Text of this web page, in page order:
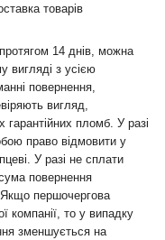
товарів
14 днів, можна
вигляді з усією
повернення,
вигляд,
гарантійних пломб. У разі
право відмовити у
У разі не сплати
повернення
Якщо першочергова
компанії, то у випадку
зменшується на